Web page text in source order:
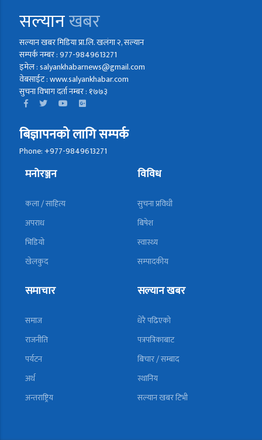
सल्यानखबर
सल्यान खबर मिडिया प्रा.लि. खलंगा २, सल्यान
सम्पर्क नम्बर : 977-9849613271
इमेल : salyankhabarnews@gmail.com
वेबसाईट : www.salyankhabar.com
सुचना विभाग दर्ता नम्बर : १७७३
बिज्ञापनको लागि सम्पर्क
Phone: +977-9849613271
विविध
सुचना प्रविधी
बिषेश
स्वास्थ्य
सम्पादकीय
मनोरञ्जन
कला / साहित्य
अपराध
भिडियो
खेलकुद
सल्यान खबर
धेरै पढिएको
पत्रपत्रिकाबाट
बिचार / सम्बाद
स्थानिय
सल्यान खबर टिभी
समाचार
समाज
राजनीति
पर्यटन
अर्थ
अन्तराष्ट्रिय